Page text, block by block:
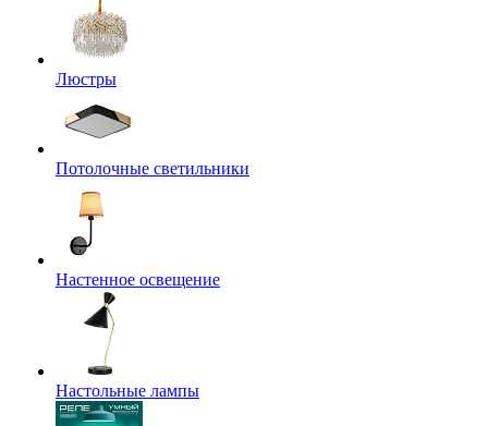
Люстры
Потолочные светильники
Настенное освещение
Настольные лампы